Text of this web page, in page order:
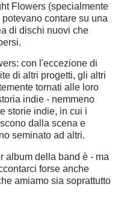
Flowers (specialmente
contare su una
di dischi nuovi che
con l'eccezione di
di altri progetti, gli altri
tornati alle loro
indie - nemmeno
storie indie, in cui i
dalla scena e
seminato ad altri.
album della band è - ma
forse anche
amiamo sia soprattutto